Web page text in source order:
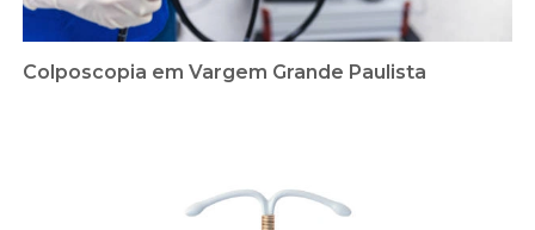
Colposcopia em Vargem Grande Paulista